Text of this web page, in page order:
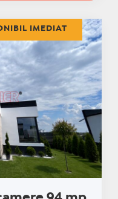
IMEDIAT